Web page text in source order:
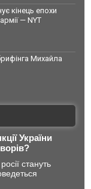
кінець епохи
— NYT
Михайла
України
стануть